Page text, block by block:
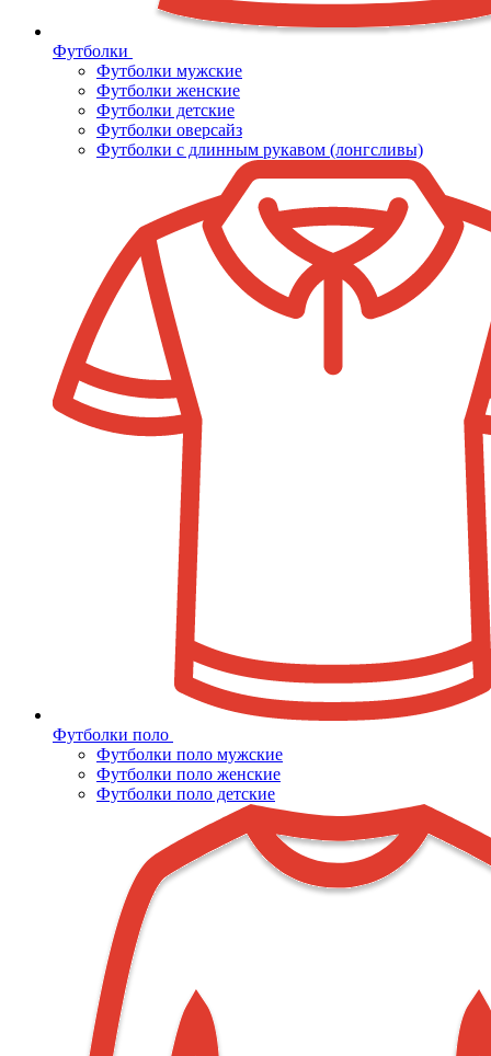
Футболки
Футболки мужские
Футболки женские
Футболки детские
Футболки оверсайз
Футболки с длинным рукавом (лонгсливы)
Футболки поло
Футболки поло мужские
Футболки поло женские
Футболки поло детские